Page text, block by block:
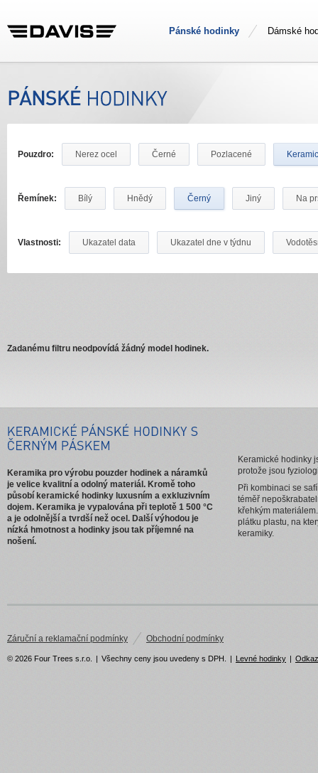
Pánské hodinky Dámské
Pouzdro: Nerez ocel Černé Pozlacené
Řemínek: Bílý Hnědý Černý Jiný Na
Vlastnosti: Ukazatel data Ukazatel dne v týdnu
Zadanému filtru neodpovídá žádný model hodinek.
Keramika pro výrobu pouzder hodinek a náramků
je velice kvalitní a odolný materiál. Kromě toho
působí keramické hodinky luxusním a exkluzivním
dojem. Keramika je vypalována při teplotě 1 500 °C
a je odolnější a tvrdší než ocel. Další výhodou je
nízká hmotnost a hodinky jsou tak příjemné na
nošení.
Keramické hodinky
protože jsou
Při kombinaci se
téměř
křehkým
plátku plastu, na
keramiky.
Záruční a reklamační podmínky Obchodní podmínky
© 2026 Four Trees s.r.o. Všechny ceny jsou uvedeny s DPH. Levné hodinky